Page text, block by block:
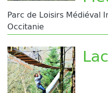
Parc de Loisirs Médiéval
Occitanie